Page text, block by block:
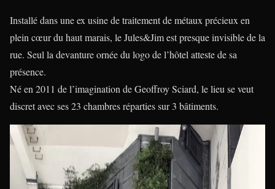
Installé dans une ex usine de traitement de métaux précieux en
plein cœur du haut marais, le Jules&Jim est presque invisible de la
rue. Seul la devanture ornée du logo de l’hôtel atteste de sa
présence.
Né en 2011 de l’imagination de Geoffroy Sciard, le lieu se veut
discret avec ses 23 chambres réparties sur 3 bâtiments.